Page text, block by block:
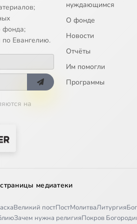
в Новом Завете
Писания
фонда;
Евангелию.
на
нуждающимся
О фонде
Новости
Отчёты
Им помогли
Программы
медиатеки
Великий постПостМолитваЛитургияБог
Зачем нужна религияПокров